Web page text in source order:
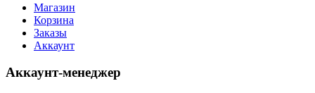
Магазин
Корзина
Заказы
Аккаунт
Аккаунт-менеджер